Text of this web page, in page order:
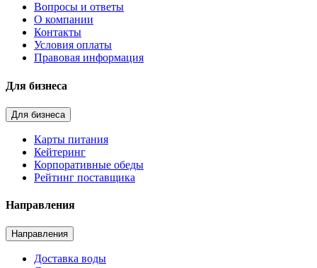
Вопросы и ответы
О компании
Контакты
Условия оплаты
Правовая информация
Для бизнеса
Для бизнеса
Карты питания
Кейтеринг
Корпоративные обеды
Рейтинг поставщика
Направления
Направления
Доставка воды